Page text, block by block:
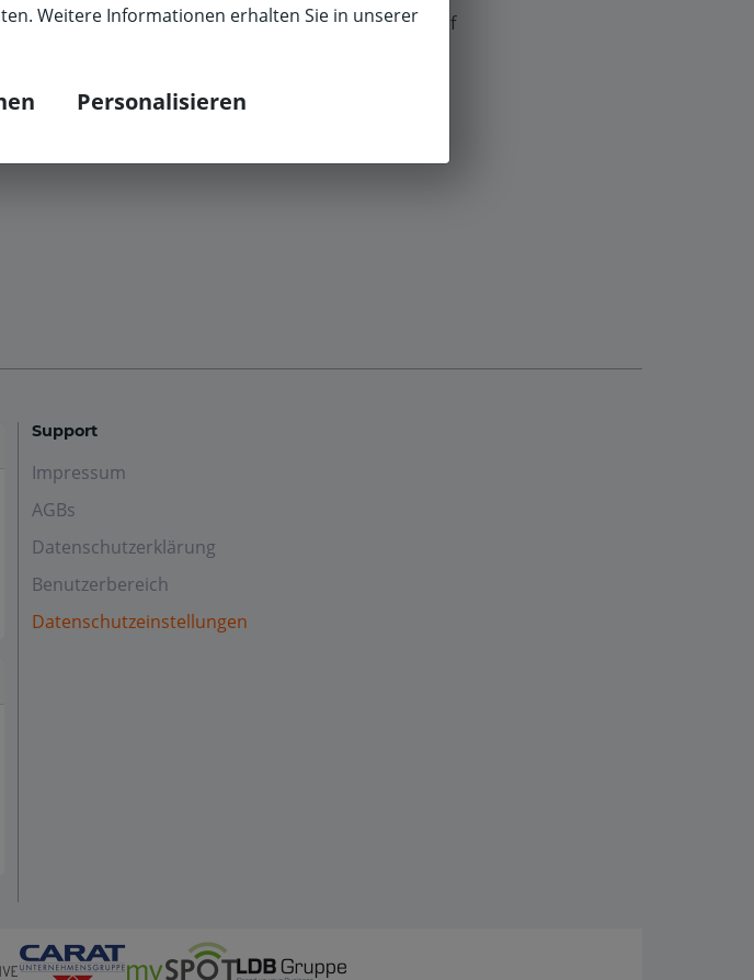
Support
Impressum
AGBs
Datenschutzerklärung
Benutzerbereich
Datenschutzeinstellungen
Weitere Informationen erhalten Sie in unserer
Personalisieren
f